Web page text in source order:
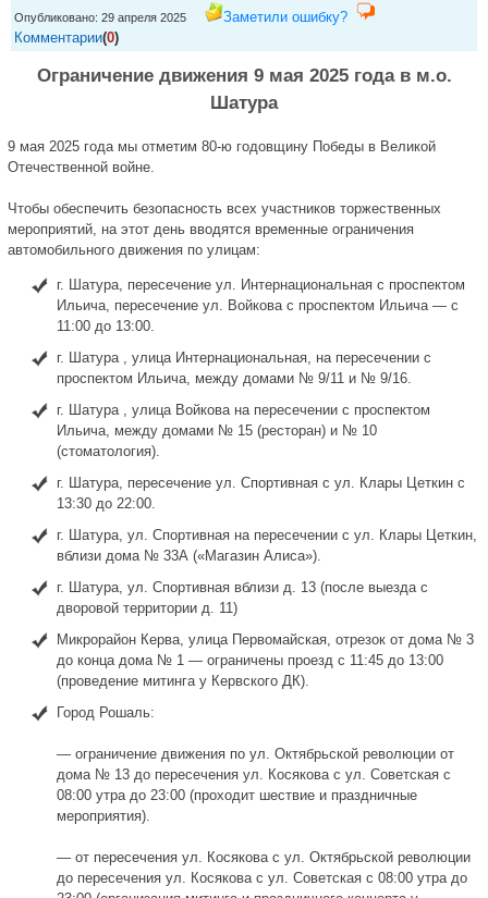
Опубликовано: 29 апреля 2025
Заметили ошибку?
Комментарии(0)
Ограничение движения 9 мая 2025 года в м.о.
Шатура
9 мая 2025 года мы отметим 80-ю годовщину Победы в Великой
Отечественной войне.
Чтобы обеспечить безопасность всех участников торжественных
мероприятий, на этот день вводятся временные ограничения
автомобильного движения по улицам:
г. Шатура, пересечение ул. Интернациональная с проспектом
Ильича, пересечение ул. Войкова с проспектом Ильича — с
11:00 до 13:00.
г. Шатура , улица Интернациональная, на пересечении с
проспектом Ильича, между домами № 9/11 и № 9/16.
г. Шатура , улица Войкова на пересечении с проспектом
Ильича, между домами № 15 (ресторан) и № 10
(стоматология).
г. Шатура, пересечение ул. Спортивная с ул. Клары Цеткин с
13:30 до 22:00.
г. Шатура, ул. Спортивная на пересечении с ул. Клары Цеткин,
вблизи дома № 33А («Магазин Алиса»).
г. Шатура, ул. Спортивная вблизи д. 13 (после выезда с
дворовой территории д. 11)
Микрорайон Керва, улица Первомайская, отрезок от дома № 3
до конца дома № 1 — ограничены проезд с 11:45 до 13:00
(проведение митинга у Кервского ДК).
Город Рошаль:
— ограничение движения по ул. Октябрьской революции от
дома № 13 до пересечения ул. Косякова с ул. Советская с
08:00 утра до 23:00 (проходит шествие и праздничные
мероприятия).
— от пересечения ул. Косякова с ул. Октябрьской революции
до пересечения ул. Косякова с ул. Советская с 08:00 утра до